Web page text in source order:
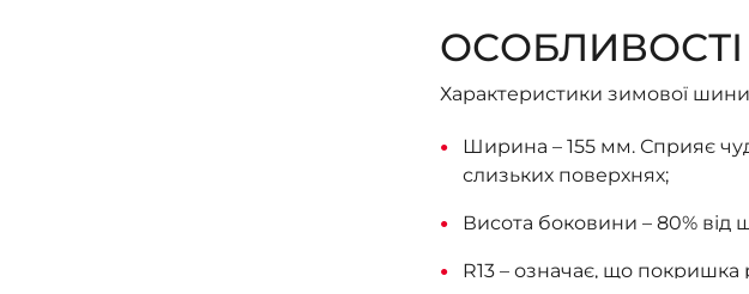
ОСОБЛИВОСТІ
Характеристики зимової шини
Ширина – 155 мм. Сприяє
слизьких поверхнях;
Висота боковини – 80% від
R13 – означає, що покришка